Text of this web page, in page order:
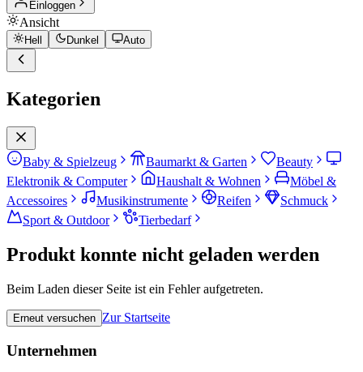
Einloggen
Ansicht
Hell Dunkel Auto
Kategorien
Baby & Spielzeug Baumarkt & Garten
Beauty
Elektronik & Computer
Haushalt & Wohnen
Möbel &
Accessoires
Musikinstrumente Reifen
Schmuck
Sport & Outdoor
Tierbedarf
Produkt konnte nicht geladen werden
Beim Laden dieser Seite ist ein Fehler aufgetreten.
Erneut versuchen Zur Startseite
Unternehmen